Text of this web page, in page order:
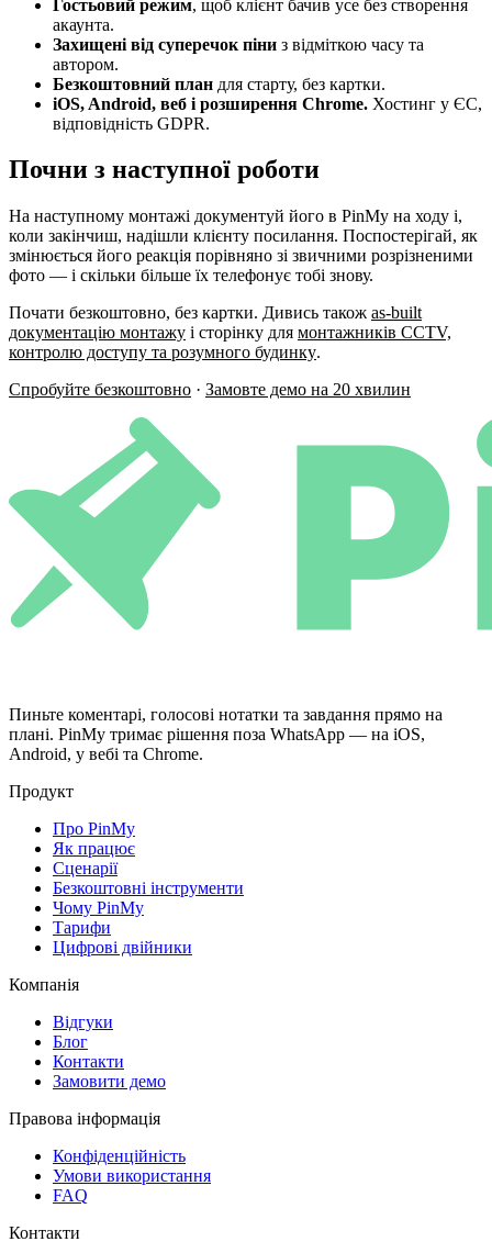
Гостьовий режим, щоб клієнт бачив усе без створення
акаунта.
Захищені від суперечок піни з відміткою часу та
автором.
Безкоштовний план для старту, без картки.
iOS, Android, веб і розширення Chrome. Хостинг у ЄС,
відповідність GDPR.
Почни з наступної роботи
На наступному монтажі документуй його в PinMy на ходу і,
коли закінчиш, надішли клієнту посилання. Поспостерігай, як
змінюється його реакція порівняно зі звичними розрізненими
фото — і скільки більше їх телефонує тобі знову.
Почати безкоштовно, без картки. Дивись також as-built
документацію монтажу і сторінку для монтажників CCTV,
контролю доступу та розумного будинку.
Спробуйте безкоштовно · Замовте демо на 20 хвилин
Пиньте коментарі, голосові нотатки та завдання прямо на
плані. PinMy тримає рішення поза WhatsApp — на iOS,
Android, у вебі та Chrome.
Продукт
Про PinMy
Як працює
Сценарії
Безкоштовні інструменти
Чому PinMy
Тарифи
Цифрові двійники
Компанія
Відгуки
Блог
Контакти
Замовити демо
Правова інформація
Конфіденційність
Умови використання
FAQ
Контакти